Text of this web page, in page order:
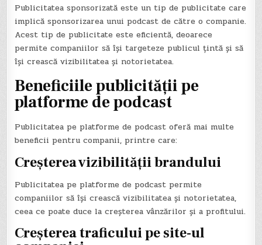
Publicitatea sponsorizată este un tip de publicitate care
implică sponsorizarea unui podcast de către o companie.
Acest tip de publicitate este eficientă, deoarece
permite companiilor să își targeteze publicul țintă și să
își crească vizibilitatea și notorietatea.
Beneficiile publicității pe
platforme de podcast
Publicitatea pe platforme de podcast oferă mai multe
beneficii pentru companii, printre care:
Creșterea vizibilității brandului
Publicitatea pe platforme de podcast permite
companiilor să își crească vizibilitatea și notorietatea,
ceea ce poate duce la creșterea vânzărilor și a profitului.
Creșterea traficului pe site-ul